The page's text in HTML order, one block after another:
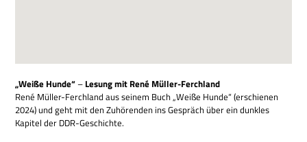
„Weiße Hunde“– Lesung mit René Müller-Ferchland
René Mül­ler-Fer­ch­land aus sei­nem Buch „Weiße Hunde“ (erschie­nen
2024) und geht mit den Zuhö­ren­den ins Gespräch über ein dunk­les
Kapi­tel der DDR-Geschichte.